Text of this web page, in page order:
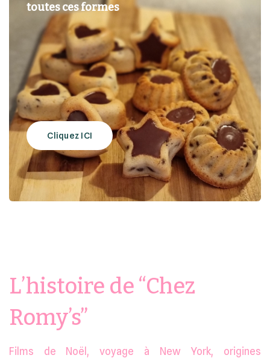
toutes ces formes
Cliquez ICI
L’histoire de “Chez
Romy’s”
Films de Noël, voyage à New York, origines